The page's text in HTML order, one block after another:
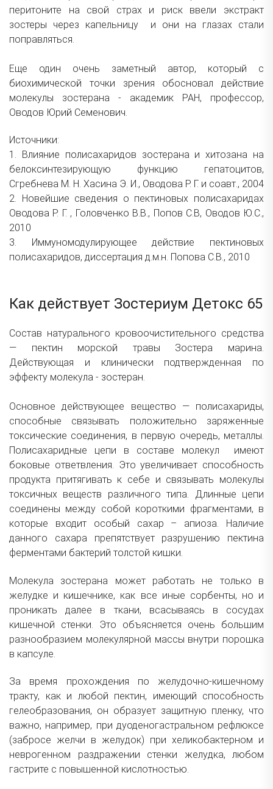
перитоните на свой страх и риск ввели экстракт
зостеры через капельницу и они на глазах стали
поправляться.
Еще один очень заметный автор, который с
биохимической точки зрения обосновал действие
молекулы зостерана - академик РАН, профессор,
Оводов Юрий Семенович.
Источники:
1. Влияние полисахаридов зостерана и хитозана на
белоксинтезирующую функцию гепатоцитов,
Сгребнева М. Н. Хасина Э. И., Оводова Р. Г. и соавт., 2004
2. Новейшие сведения о пектиновых полисахаридах
Оводова Р. Г. , Головченко В.В., Попов С.В, Оводов Ю.С.,
2010
3. Иммуномодулирующее действие пектиновых
полисахаридов, диссертация д.м.н. Попова С.В., 2010
Как действует Зостериум Детокс 65
Состав натурального кровоочистительного средства
— пектин морской травы Зостера марина.
Действующая и клинически подтвержденная по
эффекту молекула - зостеран.
Основное действующее вещество — полисахариды,
способные связывать положительно заряженные
токсические соединения, в первую очередь, металлы.
Полисахаридные цепи в составе молекул имеют
боковые ответвления. Это увеличивает способность
продукта притягивать к себе и связывать молекулы
токсичных веществ различного типа. Длинные цепи
соединены между собой короткими фрагментами, в
которые входит особый сахар – апиоза. Наличие
данного сахара препятствует разрушению пектина
ферментами бактерий толстой кишки.
Молекула зостерана может работать не только в
желудке и кишечнике, как все иные сорбенты, но и
проникать далее в ткани, всасываясь в сосудах
кишечной стенки. Это объясняется очень большим
разнообразием молекулярной массы внутри порошка
в капсуле.
За время прохождения по желудочно-кишечному
тракту, как и любой пектин, имеющий способность
гелеобразования, он образует защитную пленку, что
важно, например, при дуоденогастральном рефлюксе
(забросе желчи в желудок) при хеликобактерном и
неврогенном раздражении стенки желудка, любом
гастрите с повышенной кислотностью.